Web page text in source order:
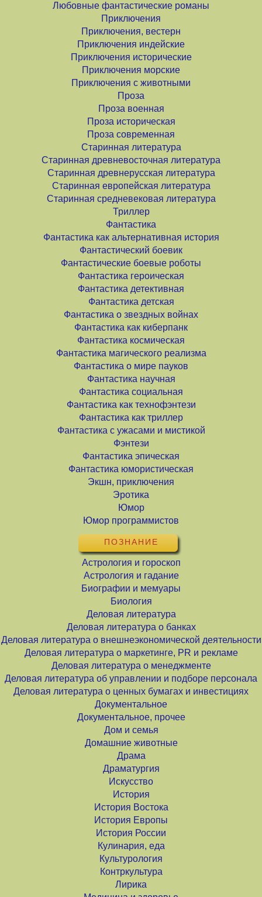
Любовные фантастические романы
Приключения
Приключения, вестерн
Приключения индейские
Приключения исторические
Приключения морские
Приключения с животными
Проза
Проза военная
Проза историческая
Проза современная
Старинная литература
Старинная древневосточная литература
Старинная древнерусская литература
Старинная европейская литература
Старинная средневековая литература
Триллер
Фантастика
Фантастика как альтернативная история
Фантастический боевик
Фантастические боевые роботы
Фантастика героическая
Фантастика детективная
Фантастика детская
Фантастика о звездных войнах
Фантастика как киберпанк
Фантастика космическая
Фантастика магического реализма
Фантастика о мире пауков
Фантастика научная
Фантастика социальная
Фантастика как технофэнтези
Фантастика как триллер
Фантастика с ужасами и мистикой
Фэнтези
Фантастика эпическая
Фантастика юмористическая
Экшн, приключения
Эротика
Юмор
Юмор программистов
ПОЗНАНИЕ
Астрология и гороскоп
Астрология и гадание
Биографии и мемуары
Биология
Деловая литература
Деловая литература о банках
Деловая литература о внешнеэкономической деятельности
Деловая литература о маркетинге, PR и рекламе
Деловая литература о менеджменте
Деловая литература об управлении и подборе персонала
Деловая литература о ценных бумагах и инвестициях
Документальное
Документальное, прочее
Дом и семья
Домашние животные
Драма
Драматургия
Искусство
История
История Востока
История Европы
История России
Кулинария, еда
Культурология
Контркультура
Лирика